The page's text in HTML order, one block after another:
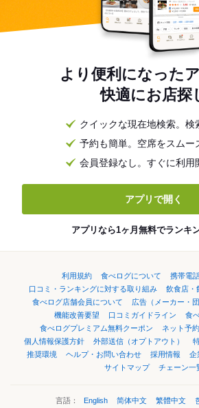
より便利になった
快適にお店探
クイックな現在地検索。検
予約も簡単。空席をスムー
会員登録なし。すぐに利用
アプリで開く
アプリなら1ヶ月無料でランキ
利用規約 食べログについて
携帯電
口コミ・ランキングに対する取り組み
飲食店・
食べログ店舗会員について
広告（メーカー・
機能改善要望
口コミガイドライン
食
食べログプレミアム無料クーポン
ネット予
個人情報保護方針
外部送信（オプトアウト）
推奨環境
ヘルプ・お問い合わせ 採用情報 企
サイトマップ
チェーン一
言語： English 简体中文 繁體中文